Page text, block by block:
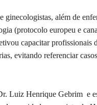
além de
(protocolo europeu e
capacitar profissionais
evitando referenciar
Luiz Henrique Gebrim e